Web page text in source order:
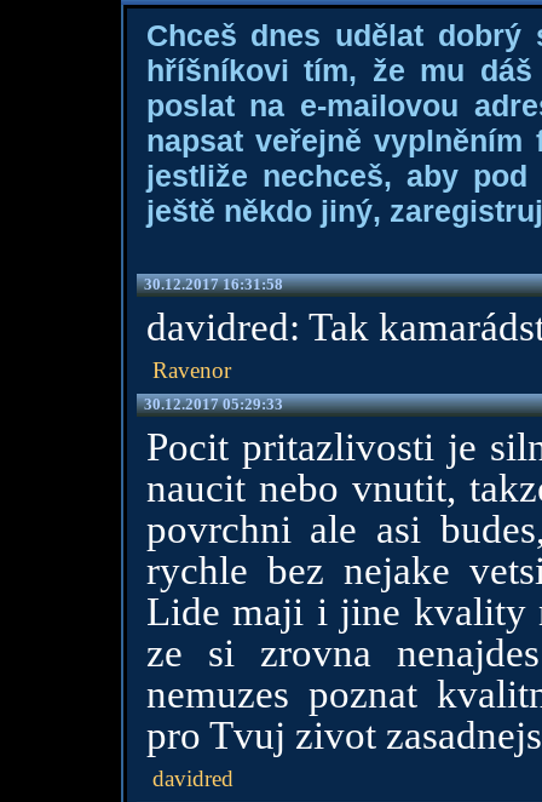
Chceš dnes udělat dobrý
hříšníkovi tím, že mu
poslat na e-mailovou
napsat veřejně
jestliže nechceš, aby
ještě někdo jiný,
30.12.2017 16:31:58
davidred: Tak
Ravenor
30.12.2017 05:29:33
Pocit pritazlivosti je
naucit nebo vnutit,
povrchni ale asi
rychle bez nejake
Lide maji i jine kvality
ze si zrovna
nemuzes poznat
pro Tvuj zivot
davidred